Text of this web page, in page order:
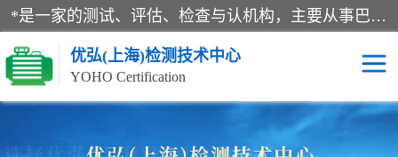
*是一家的测试、评估、检查与认机构，主要从事巴西NR10认证、NR12认证、NR13认证；ANATEL认证、INMTRO认证，欧盟CE认证：MD认证，PED认证，MID认证，ATEX认证，德国蓝色天使认证。
优弘(上海)检测技术中心
YOHO Certification